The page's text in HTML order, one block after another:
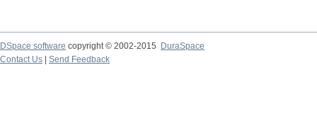
DSpace software copyright © 2002-2015
DuraSpace
Contact Us
Send Feedback